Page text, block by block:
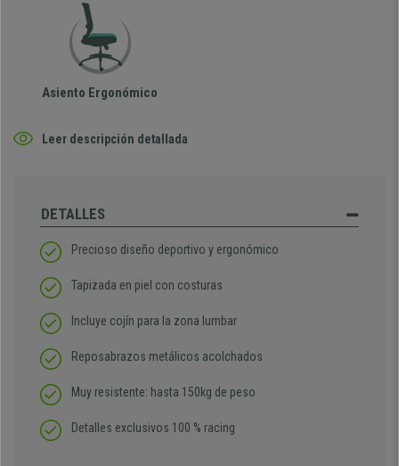
Asiento Ergonómico
Leer descripción detallada
DETALLES
Precioso diseño deportivo y ergonómico
Tapizada en piel con costuras
Incluye cojín para la zona lumbar
Reposabrazos metálicos acolchados
Muy resistente: hasta 150kg de peso
Detalles exclusivos 100 % racing